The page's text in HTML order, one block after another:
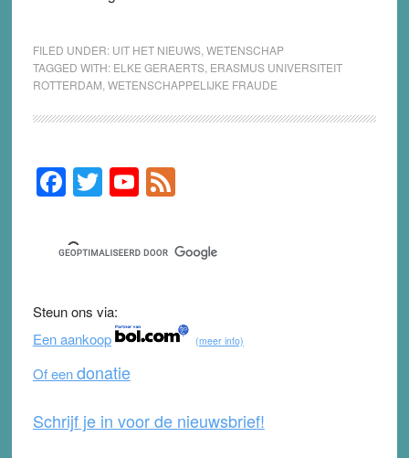
FILED UNDER: UIT HET NIEUWS, WETENSCHAP
TAGGED WITH: ELKE GERAERTS, ERASMUS UNIVERSITEIT
ROTTERDAM WETENSCHAPPELIJKE FRAUDE
Primary
Sidebar
F
a
c
e
b
o
o
k
T
wi
tt
er
Y
o
u
T
b
e
F
e
d
Steun ons via:
Een aankoop
(meer info)
Of eendonatie
Schrijf je in voor de nieuwsbrief!